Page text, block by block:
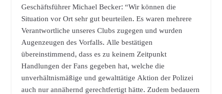
Geschäftsführer Michael Becker: “Wir können die
Situation vor Ort sehr gut beurteilen. Es waren mehrere
Verantwortliche unseres Clubs zugegen und wurden
Augenzeugen des Vorfalls. Alle bestätigen
übereinstimmend, dass es zu keinem Zeitpunkt
Handlungen der Fans gegeben hat, welche die
unverhältnismäßige und gewalttätige Aktion der Polizei
auch nur annähernd gerechtfertigt hätte. Zudem bedauern